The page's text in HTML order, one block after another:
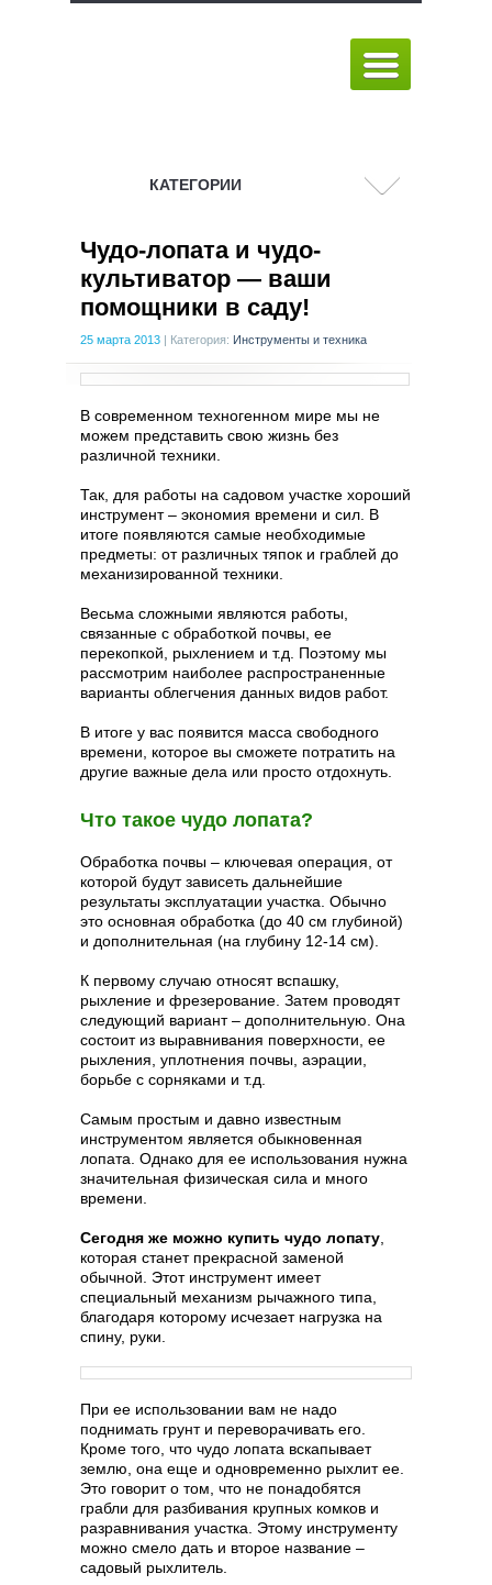
КАТЕГОРИИ
Чудо-лопата и чудо-
культиватор — ваши
помощники в саду!
25 марта 2013 | Категория: Инструменты и техника
В современном техногенном мире мы не
можем представить свою жизнь без
различной техники.
Так, для работы на садовом участке хороший
инструмент – экономия времени и сил. В
итоге появляются самые необходимые
предметы: от различных тяпок и граблей до
механизированной техники.
Весьма сложными являются работы,
связанные с обработкой почвы, ее
перекопкой, рыхлением и т.д. Поэтому мы
рассмотрим наиболее распространенные
варианты облегчения данных видов работ.
В итоге у вас появится масса свободного
времени, которое вы сможете потратить на
другие важные дела или просто отдохнуть.
Что такое чудо лопата?
Обработка почвы – ключевая операция, от
которой будут зависеть дальнейшие
результаты эксплуатации участка. Обычно
это основная обработка (до 40 см глубиной)
и дополнительная (на глубину 12-14 см).
К первому случаю относят вспашку,
рыхление и фрезерование. Затем проводят
следующий вариант – дополнительную. Она
состоит из выравнивания поверхности, ее
рыхления, уплотнения почвы, аэрации,
борьбе с сорняками и т.д.
Самым простым и давно известным
инструментом является обыкновенная
лопата. Однако для ее использования нужна
значительная физическая сила и много
времени.
Сегодня же можно купить чудо лопату
которая станет прекрасной заменой
обычной. Этот инструмент имеет
специальный механизм рычажного типа,
благодаря которому исчезает нагрузка на
спину, руки.
При ее использовании вам не надо
поднимать грунт и переворачивать его.
Кроме того, что чудо лопата вскапывает
землю, она еще и одновременно рыхлит ее.
Это говорит о том, что не понадобятся
грабли для разбивания крупных комков и
разравнивания участка. Этому инструменту
можно смело дать и второе название –
садовый рыхлитель.